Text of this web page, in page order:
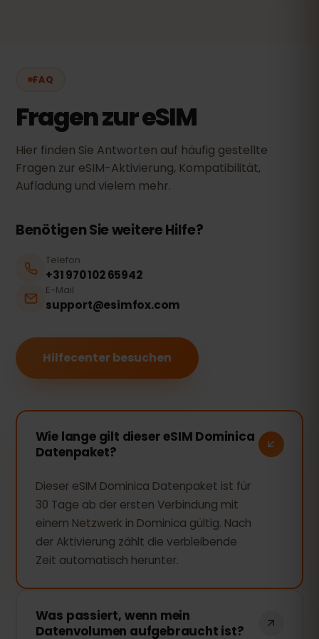
FAQ
Fragen zur eSIM
Hier finden Sie Antworten auf häufig gestellte
Fragen zur eSIM-Aktivierung, Kompatibilität,
Aufladung und vielem mehr.
Benötigen Sie weitere Hilfe?
Telefon
+31 970 102 65942
E-Mail
support@esimfox.com
Hilfecenter besuchen
Wie lange gilt dieser eSIM Dominica
Datenpaket?
Dieser eSIM Dominica Datenpaket ist für
30 Tage ab der ersten Verbindung mit
einem Netzwerk in Dominica gültig. Nach
der Aktivierung zählt die verbleibende
Zeit automatisch herunter.
Was passiert, wenn mein
Datenvolumen aufgebraucht ist?